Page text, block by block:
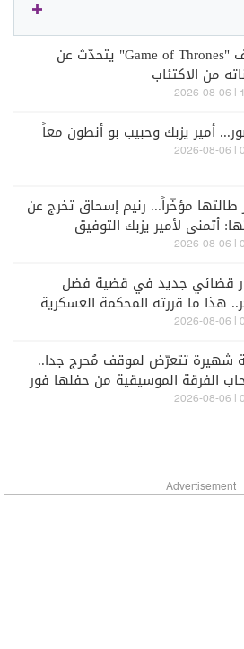
مؤلف "Game of Thrones" يتحدّث عن
من الاكتئاب
أمير يزبك وحبيب بو أنطون معاً
طالتها مؤخّراً... رنيم إسحاق تخرج عن
أتمنى لأمير يزبك التوفيق
قضائي جديد في قضية فضل
هذا ما قررته المحكمة العسكرية
شهيرة تتعرّض لموقف مُحرج جدا..
الفرقة الموسيقية من حفلها فور
المسرح! (فيديو)
Advertisement